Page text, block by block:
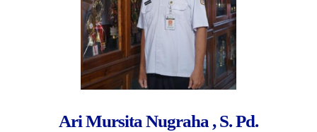
Struktur Organisasi
Ari Mursita Nugraha , S. Pd.